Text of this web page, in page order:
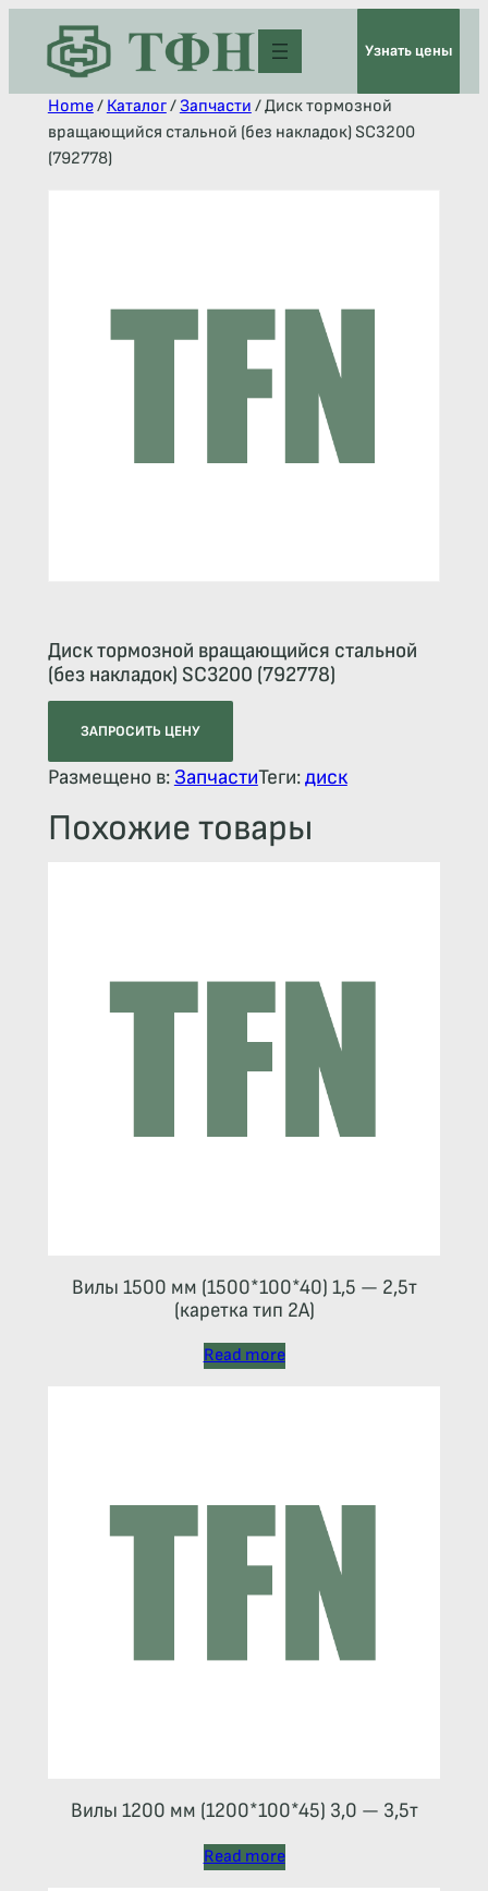
Узнать цены
Home/ Каталог/ Запчасти / Диск тормозной
вращающийся стальной (без накладок) SC3200
(792778)
Диск тормозной вращающийся стальной
(без накладок) SC3200 (792778)
ЗАПРОСИТЬ ЦЕНУ
Размещено в: ЗапчастиТеги:диск
Похожие товары
Вилы 1500 мм (1500*100*40) 1,5 — 2,5т
(каретка тип 2A)
Read more
Вилы 1200 мм (1200*100*45) 3,0 — 3,5т
Read more